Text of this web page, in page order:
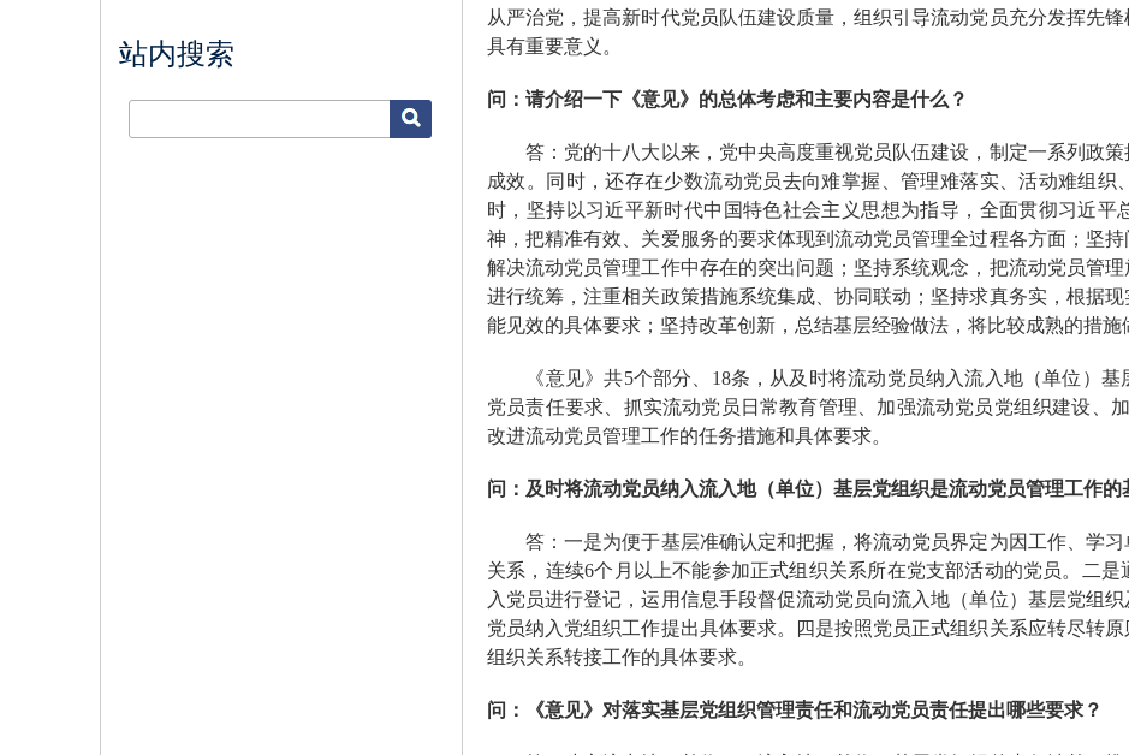
站内搜索
从严治党，提高新时代党员队伍建设质量，组织引导流动党员充分发挥先
具有重要意义。
问：请介绍一下《意见》的总体考虑和主要内容是什么？
答：党的十八大以来，党中央高度重视党员队伍建设，制定一系列政策
成效。同时，还存在少数流动党员去向难掌握、管理难落实、活动难组织
时，坚持以习近平新时代中国特色社会主义思想为指导，全面贯彻习近
神，把精准有效、关爱服务的要求体现到流动党员管理全过程各方面；坚
解决流动党员管理工作中存在的突出问题；坚持系统观念，把流动党员管
进行统筹，注重相关政策措施系统集成、协同联动；坚持求真务实，根据
能见效的具体要求；坚持改革创新，总结基层经验做法，将比较成熟的措施
《意见》共5个部分、18条，从及时将流动党员纳入流入地（单位）基
党员责任要求、抓实流动党员日常教育管理、加强流动党员党组织建设、
改进流动党员管理工作的任务措施和具体要求。
问：及时将流动党员纳入流入地（单位）基层党组织是流动党员管理工作
答：一是为便于基层准确认定和把握，将流动党员界定为因工作、学习
关系，连续6个月以上不能参加正式组织关系所在党支部活动的党员。二
入党员进行登记，运用信息手段督促流动党员向流入地（单位）基层党组
党员纳入党组织工作提出具体要求。四是按照党员正式组织关系应转尽转
组织关系转接工作的具体要求。
问：《意见》对落实基层党组织管理责任和流动党员责任提出哪些要求？